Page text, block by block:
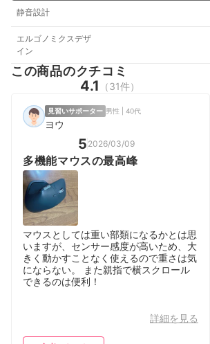
静音設計
エルゴノミクスデザ
イン
この商品のクチコミ
4.1 （31件）
見習いサポーター 男性 | 40代
ヨウ
5 2026/03/09
多機能マウスの最高峰
マウスとしては重い部類になるかとは思
いますが、センサー感度が高いため、大
きく動かすことなく使えるので重さは気
にならない。 また親指で横スクロール
できるのは便利！
詳細を見る